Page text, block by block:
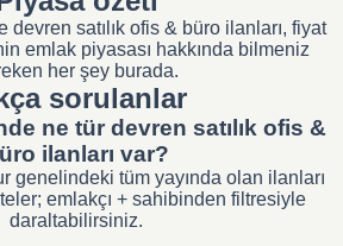
satılık ofis & büro ilanları, fiyat
emlak piyasası hakkında bilmeniz
her şey burada.
sorulanlar
ne tür devren satılık ofis &
ilanları var?
genelindeki tüm yayında olan ilanları
emlakçı + sahibinden filtresiyle
daraltabilirsiniz.